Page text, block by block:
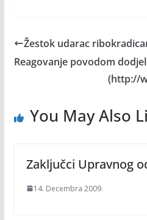
Žestok udarac
Reagovanje povodom
(http://
You May Also
Zaključci Upravnog
14. Decembra 2009.